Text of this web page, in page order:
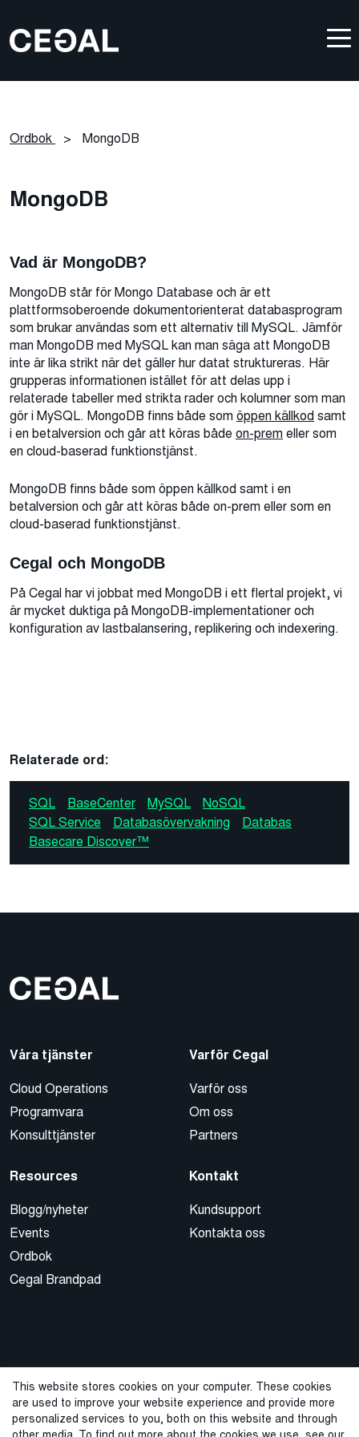
This website stores cookies on your computer. These cookies
are used to improve your website experience and provide more
personalized services to you, both on this website and through
Ordbok > MongoDB
MongoDB
Vad är MongoDB?
MongoDB står för Mongo Database och är ett
plattformsoberoende dokumentorienterat databasprogram
som brukar användas som ett alternativ till MySQL. Jämför
man MongoDB med MySQL kan man säga att MongoDB
inte är lika strikt när det gäller hur datat struktureras. Här
grupperas informationen istället för att delas upp i
relaterade tabeller med strikta rader och kolumner som man
gör i MySQL. MongoDB finns både som öppen källkod samt
i en betalversion och går att köras både on-prem eller som
en cloud-baserad funktionstjänst.
MongoDB finns både som öppen källkod samt i en
betalversion och går att köras både on-prem eller som en
cloud-baserad funktionstjänst.
Cegal och MongoDB
På Cegal har vi jobbat med MongoDB i ett flertal projekt, vi
är mycket duktiga på MongoDB-implementationer och
konfiguration av lastbalansering, replikering och indexering.
Relaterade ord:
SQL BaseCenter MySQL
NoSQL
SQL Service
Databasövervakning
Databas
Basecare Discover™
Våra tjänster
Cloud Operations
Programvara
Konsulttjänster
Varför Cegal
Varför oss
Om oss
Partners
Resources
Blogg/nyheter
Events
Ordbok
Cegal Brandpad
Kontakt
Kundsupport
Kontakta oss
© 2026 Cegal